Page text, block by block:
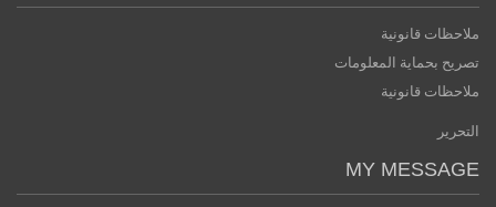
ملاحظات قانونية
تصريح بحماية المعلومات
ملاحظات قانونية
التحرير
MY MESSAGE